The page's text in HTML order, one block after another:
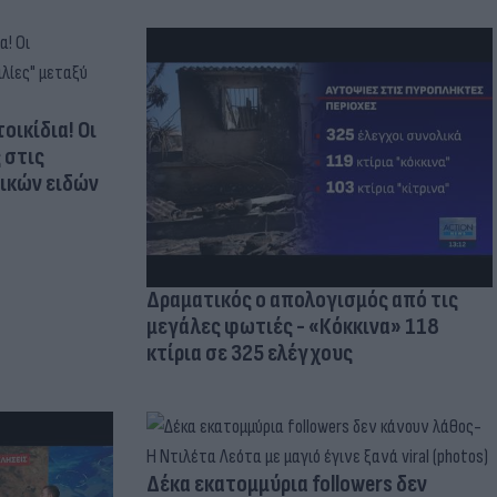
Οι
ειδών
Δραματικός ο απολογισμός από τις
μεγάλες φωτιές - «Κόκκινα» 118
κτίρια σε 325 ελέγχους
Δέκα εκατομμύρια followers δεν